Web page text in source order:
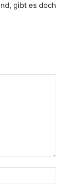
gibt es doch